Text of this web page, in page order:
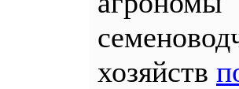
хозяйств